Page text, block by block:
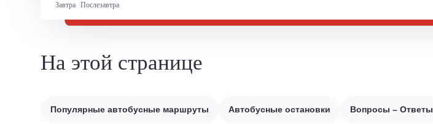
Завтра Послезавтра
На этой странице
Популярные автобусные маршруты Автобусные остановки Вопросы – Ответы